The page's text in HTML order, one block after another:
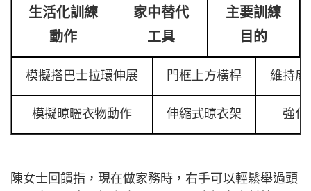
生活化訓練
動作
家中替代
工具
主要訓練
目的
模擬搭巴士拉環伸展 門框上方橫桿 維持肩
模擬晾曬衣物動作 伸縮式晾衣架 強化
陳女士回饋指，現在做家務時，右手可以輕鬆舉過頭